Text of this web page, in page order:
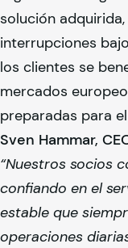
solución
interrupciones
los clientes se
mercados
preparadas para
Sven Hammar,
“Nuestros socios
confiando en el
estable que
operaciones